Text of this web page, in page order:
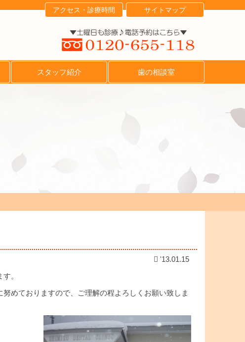
スタッフ紹介 歯の相談室
アクセス・診療時間 サイトマップ
'13.01.15
。
めておりますので、ご理解の程よろしくお願い致しま